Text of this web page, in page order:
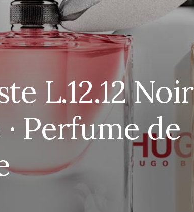
L.12.12 Noir
Perfume de